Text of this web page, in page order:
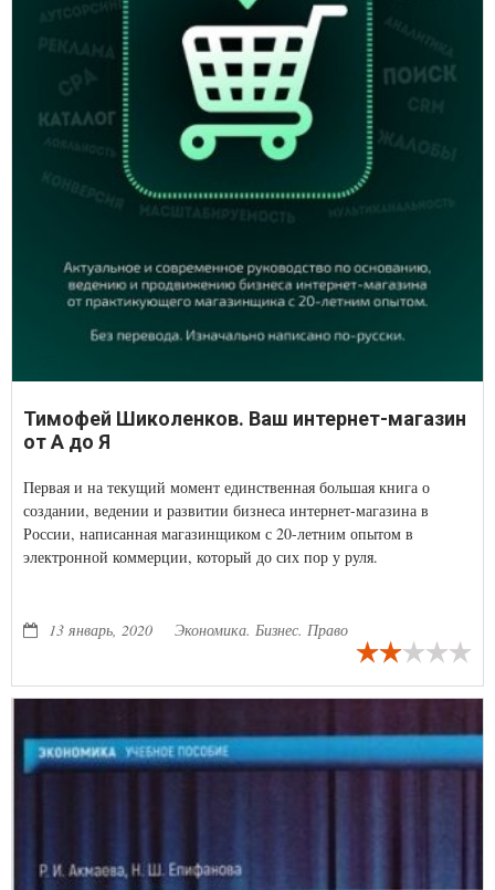
Тимофей Шиколенков. Ваш интернет-магазин
от А до Я
Первая и на текущий момент единственная большая книга о
создании, ведении и развитии бизнеса интернет-магазина в
России, написанная магазинщиком с 20-летним опытом в
электронной коммерции, который до сих пор у руля.
13 январь, 2020 Экономика. Бизнес. Право